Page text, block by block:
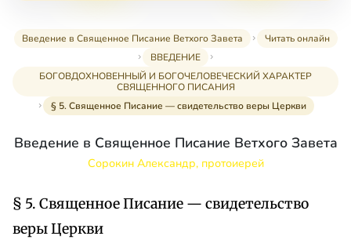
Введение в Священное Писание Ветхого Завета
Читать онлайн
ВВЕДЕНИЕ
БОГОВДОХНОВЕННЫЙ И БОГОЧЕЛОВЕЧЕСКИЙ ХАРАКТЕР
СВЯЩЕННОГО ПИСАНИЯ
§ 5. Священное Писание — свидетельство веры Церкви
Введение в Священное Писание Ветхого Завета
Сорокин Александр, протоиерей
§ 5. Священное Писание — свидетельство
веры Церкви